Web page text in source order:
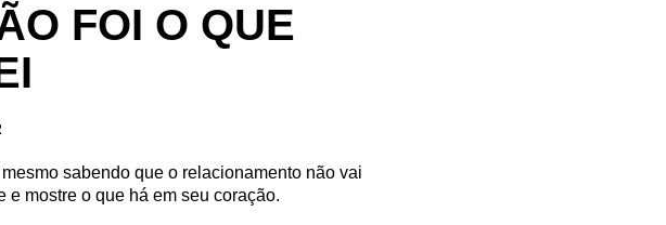
FOI O QUE
sabendo que o relacionamento não vai
e mostre o que há em seu coração.